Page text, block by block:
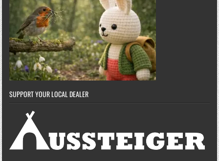
SUPPORT YOUR LOCAL DEALER